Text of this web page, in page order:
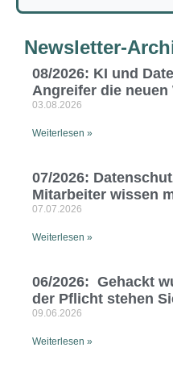
Newsletter-
08/2026: KI und
Angreifer die neuen
03.08.2026
Weiterlesen »
07/2026:
Mitarbeiter wissen
07.07.2026
Weiterlesen »
06/2026: Gehackt
der Pflicht stehen
09.06.2026
Weiterlesen »